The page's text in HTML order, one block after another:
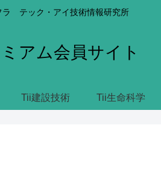
ラ テック・アイ技術情報研究所
アム会員サイト
Tii建設技術 Tii生命科学